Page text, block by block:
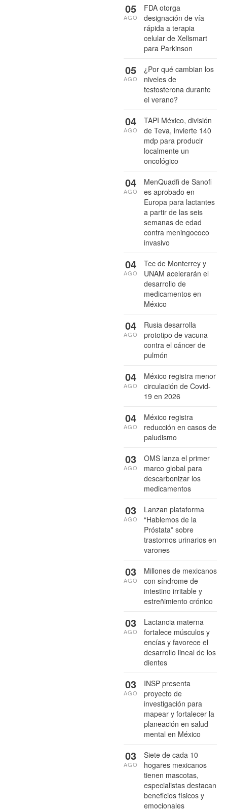
FDA otorga
designación de vía
rápida a terapia
celular de Xellsmart
para Parkinson
05
AGO
¿Por qué cambian los
niveles de
testosterona durante
el verano?
05
AGO
TAPI México, división
de Teva, invierte 140
mdp para producir
localmente un
oncológico
04
AGO
MenQuadfi de Sanofi
es aprobado en
Europa para lactantes
a partir de las seis
semanas de edad
contra meningococo
invasivo
04
AGO
Tec de Monterrey y
UNAM acelerarán el
desarrollo de
medicamentos en
México
04
AGO
Rusia desarrolla
prototipo de vacuna
contra el cáncer de
pulmón
04
AGO
México registra menor
circulación de Covid-
19 en 2026
04
AGO
México registra
reducción en casos de
paludismo
04
AGO
OMS lanza el primer
marco global para
descarbonizar los
medicamentos
03
AGO
Lanzan plataforma
“Hablemos de la
Próstata” sobre
trastornos urinarios en
varones
03
AGO
Millones de mexicanos
con síndrome de
intestino irritable y
estreñimiento crónico
03
AGO
Lactancia materna
fortalece músculos y
encías y favorece el
desarrollo lineal de los
dientes
03
AGO
INSP presenta
proyecto de
investigación para
mapear y fortalecer la
planeación en salud
mental en México
03
AGO
Siete de cada 10
hogares mexicanos
tienen mascotas,
especialistas destacan
beneficios físicos y
emocionales
03
AGO